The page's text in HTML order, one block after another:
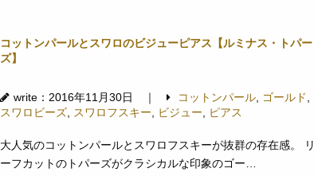
コットンパールとスワロのビジューピアス【ルミナス・トパー
ズ】
write：2016年11月30日 ｜ コットンパール, ゴールド ,
スワロビーズ, スワロフスキー, ビジュー, ピアス
大人気のコットンパールとスワロフスキーが抜群の存在感。 リ
ーフカットのトパーズがクラシカルな印象のゴー…